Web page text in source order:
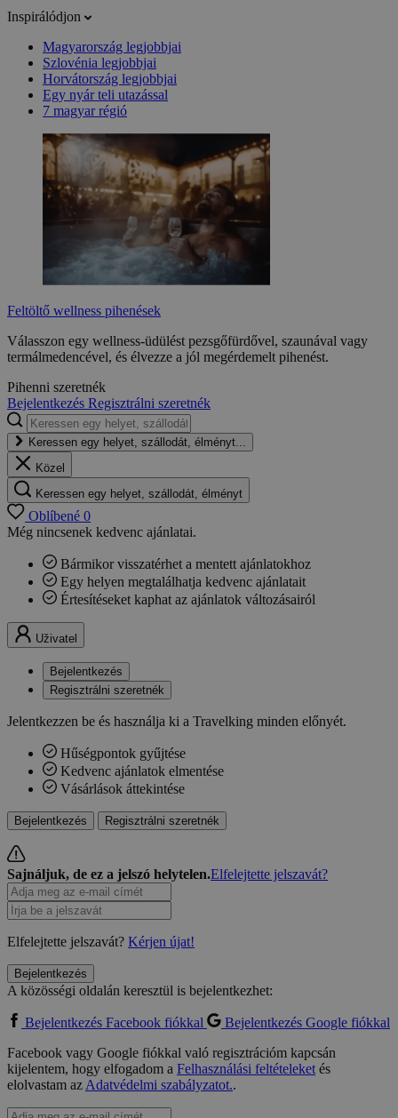
Inspirálódjon
Magyarország legjobbjai
Szlovénia legjobbjai
Horvátország legjobbjai
Egy nyár teli utazással
7 magyar régió
Feltöltő wellness pihenések
Válasszon egy wellness-üdülést pezsgőfürdővel, szaunával vagy
termálmedencével, és élvezze a jól megérdemelt pihenést.
Pihenni szeretnék
Bejelentkezés Regisztrálni szeretnék
Keressen egy helyet, szállodát, élményt...
Közel
Keressen egy helyet, szállodát, élményt
Oblíbené 0
Még nincsenek kedvenc ajánlatai.
Bármikor visszatérhet a mentett ajánlatokhoz
Egy helyen megtalálhatja kedvenc ajánlatait
Értesítéseket kaphat az ajánlatok változásairól
Uživatel
Bejelentkezés
Regisztrálni szeretnék
Jelentkezzen be és használja ki a Travelking minden előnyét.
Hűségpontok gyűjtése
Kedvenc ajánlatok elmentése
Vásárlások áttekintése
Bejelentkezés Regisztrálni szeretnék
Sajnáljuk, de ez a jelszó helytelen.Elfelejtette jelszavát?
Elfelejtette jelszavát? Kérjen újat!
Bejelentkezés
A közösségi oldalán keresztül is bejelentkezhet:
Bejelentkezés Facebook fiókkal
Bejelentkezés Google fiókkal
Facebook vagy Google fiókkal való regisztrációm kapcsán
kijelentem, hogy elfogadom a Felhasználási feltételeketés
elolvastam azAdatvédelmi szabályzatot..